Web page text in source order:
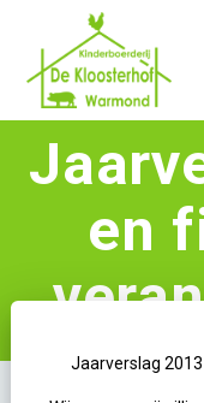
en
Jaarverslag